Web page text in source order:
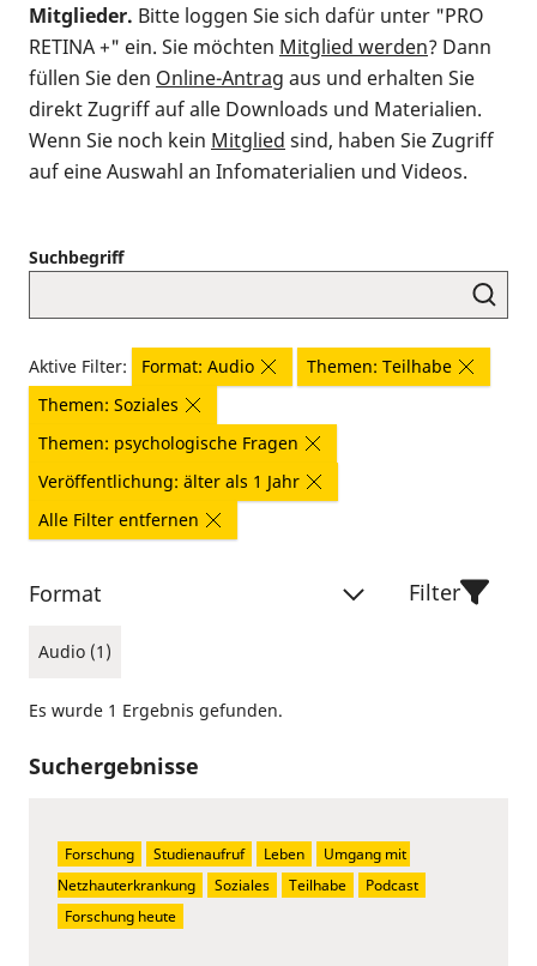
Mitglieder. Bitte loggen Sie sich dafür unter "PRO
RETINA +" ein. Sie möchten Mitglied werden? Dann
füllen Sie den Online-Antrag aus und erhalten Sie
direkt Zugriff auf alle Downloads und Materialien.
Wenn Sie noch kein Mitglied sind, haben Sie Zugriff
auf eine Auswahl an Infomaterialien und Videos.
Suchbegriff
Aktive Filter: Format: Audio
Themen: Teilhabe
Themen: Soziales
Themen: psychologische Fragen
Veröffentlichung: älter als 1 Jahr
Alle Filter entfernen
Format
Audio (1)
Filter
Es wurde 1 Ergebnis gefunden.
Suchergebnisse
Forschung Studienaufruf Leben
Umgang mit
Netzhauterkrankung
Soziales Teilhabe
Podcast
Forschung heute